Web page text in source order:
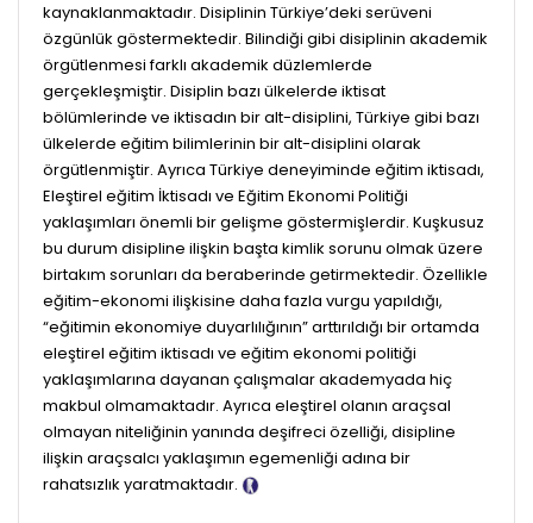
kaynaklanmaktadır. Disiplinin Türkiye’deki serüveni
özgünlük göstermektedir. Bilindiği gibi disiplinin akademik
örgütlenmesi farklı akademik düzlemlerde
gerçekleşmiştir. Disiplin bazı ülkelerde iktisat
bölümlerinde ve iktisadın bir alt-disiplini, Türkiye gibi bazı
ülkelerde eğitim bilimlerinin bir alt-disiplini olarak
örgütlenmiştir. Ayrıca Türkiye deneyiminde eğitim iktisadı,
Eleştirel eğitim İktisadı ve Eğitim Ekonomi Politiği
yaklaşımları önemli bir gelişme göstermişlerdir. Kuşkusuz
bu durum disipline ilişkin başta kimlik sorunu olmak üzere
birtakım sorunları da beraberinde getirmektedir. Özellikle
eğitim-ekonomi ilişkisine daha fazla vurgu yapıldığı,
“eğitimin ekonomiye duyarlılığının” arttırıldığı bir ortamda
eleştirel eğitim iktisadı ve eğitim ekonomi politiği
yaklaşımlarına dayanan çalışmalar akademyada hiç
makbul olmamaktadır. Ayrıca eleştirel olanın araçsal
olmayan niteliğinin yanında deşifreci özelliği, disipline
ilişkin araçsalcı yaklaşımın egemenliği adına bir
rahatsızlık yaratmaktadır.